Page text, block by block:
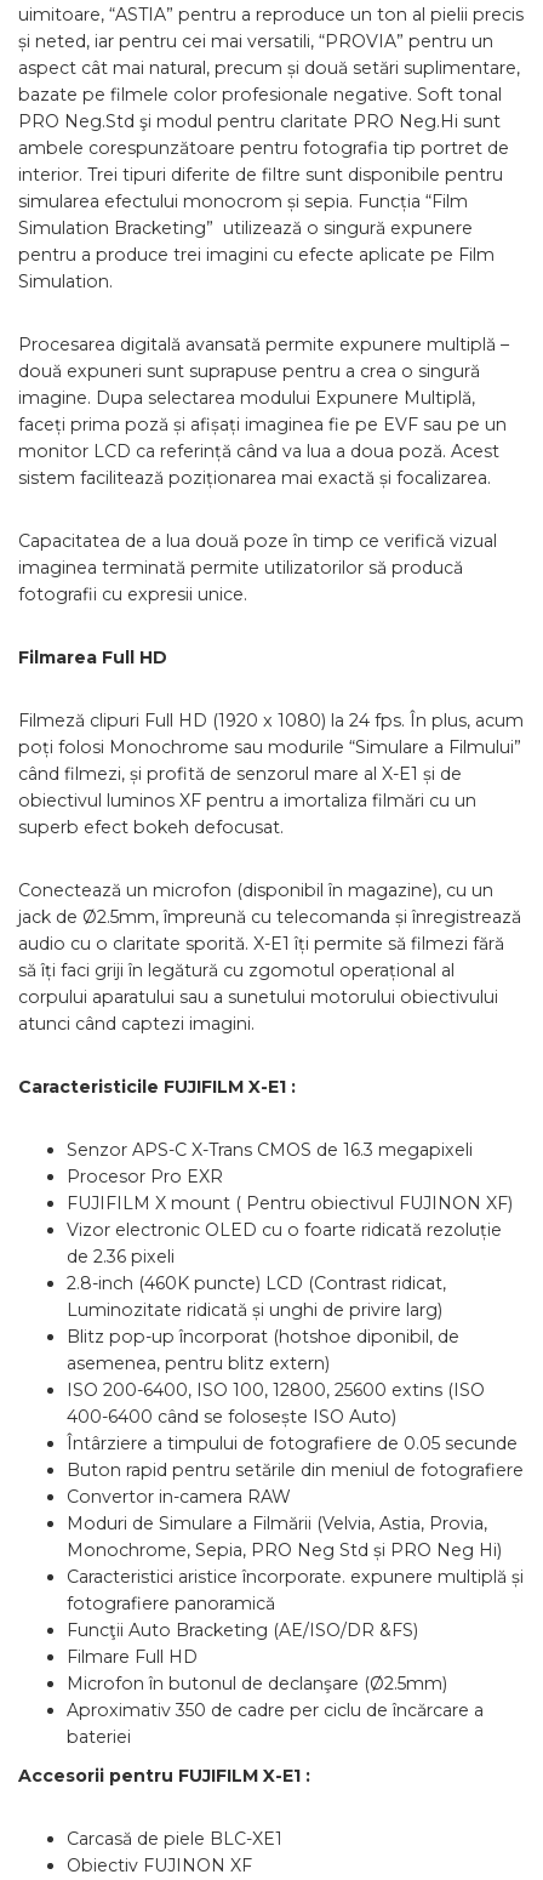
uimitoare, “ASTIA” pentru a reproduce un ton al pielii precis
și neted, iar pentru cei mai versatili, “PROVIA” pentru un
aspect cât mai natural, precum și două setări suplimentare,
bazate pe filmele color profesionale negative. Soft tonal
PRO Neg.Std şi modul pentru claritate PRO Neg.Hi sunt
ambele corespunzătoare pentru fotografia tip portret de
interior. Trei tipuri diferite de filtre sunt disponibile pentru
simularea efectului monocrom și sepia. Funcția “Film
Simulation Bracketing” utilizează o singură expunere
pentru a produce trei imagini cu efecte aplicate pe Film
Simulation.
Procesarea digitală avansată permite expunere multiplă –
două expuneri sunt suprapuse pentru a crea o singură
imagine. Dupa selectarea modului Expunere Multiplă,
faceți prima poză și afișați imaginea fie pe EVF sau pe un
monitor LCD ca referință când va lua a doua poză. Acest
sistem facilitează poziționarea mai exactă și focalizarea.
Capacitatea de a lua două poze în timp ce verifică vizual
imaginea terminată permite utilizatorilor să producă
fotografii cu expresii unice.
Filmarea Full HD
Filmeză clipuri Full HD (1920 x 1080) la 24 fps. În plus, acum
poți folosi Monochrome sau modurile “Simulare a Filmului”
când filmezi, și profită de senzorul mare al X-E1 și de
obiectivul luminos XF pentru a imortaliza filmări cu un
superb efect bokeh defocusat.
Conectează un microfon (disponibil în magazine), cu un
jack de Ø2.5mm, împreună cu telecomanda și înregistrează
audio cu o claritate sporită. X-E1 îți permite să filmezi fără
să îți faci griji în legătură cu zgomotul operațional al
corpului aparatului sau a sunetului motorului obiectivului
atunci când captezi imagini.
Caracteristicile FUJIFILM X-E1 :
Senzor APS-C X-Trans CMOS de 16.3 megapixeli
Procesor Pro EXR
FUJIFILM X mount ( Pentru obiectivul FUJINON XF)
Vizor electronic OLED cu o foarte ridicată rezoluție
de 2.36 pixeli
2.8-inch (460K puncte) LCD (Contrast ridicat,
Luminozitate ridicată și unghi de privire larg)
Blitz pop-up încorporat (hotshoe diponibil, de
asemenea, pentru blitz extern)
ISO 200-6400, ISO 100, 12800, 25600 extins (ISO
400-6400 când se folosește ISO Auto)
Întârziere a timpului de fotografiere de 0.05 secunde
Buton rapid pentru setările din meniul de fotografiere
Convertor in-camera RAW
Moduri de Simulare a Filmării (Velvia, Astia, Provia,
Monochrome, Sepia, PRO Neg Std și PRO Neg Hi)
Caracteristici aristice încorporate. expunere multiplă și
fotografiere panoramică
Funcţii Auto Bracketing (AE/ISO/DR &FS)
Filmare Full HD
Microfon în butonul de declanşare (Ø2.5mm)
Aproximativ 350 de cadre per ciclu de încărcare a
bateriei
Accesorii pentru FUJIFILM X-E1 :
Carcasă de piele BLC-XE1
Obiectiv FUJINON XF